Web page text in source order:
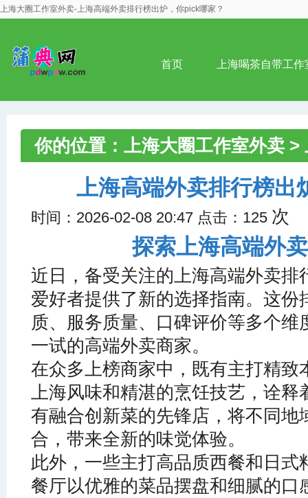
上海大圈工作室外卖-上海高端外卖排行榜出炉，你pick哪家？
首页 上海喝茶自带工作
你的位置： 上海大圈工作室外卖>
外卖排行榜出炉，你pick哪家？
上海高端外卖排行榜
时间：2026-02-08 20:47 点击：125 次
探索上海高端外
近日，备受关注的上海高端外卖排
爱好者提供了新的选择指南。这份
质、服务质量、口碑评价等多个
一试的高端外卖商家。
在众多上榜商家中，既有主打精致
上海风味和精湛的烹饪技艺，诠
有融合创新菜的先锋店，将不同地
合，带来全新的味觉体验。
此外，一些主打高品质西餐和日
餐厅以优雅的菜品摆盘和细腻的口